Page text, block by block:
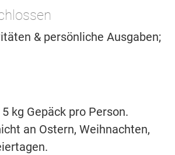
& persönliche Ausgaben;
kg Gepäck pro Person.
an Ostern, Weihnachten,